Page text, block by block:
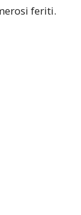
feriti.